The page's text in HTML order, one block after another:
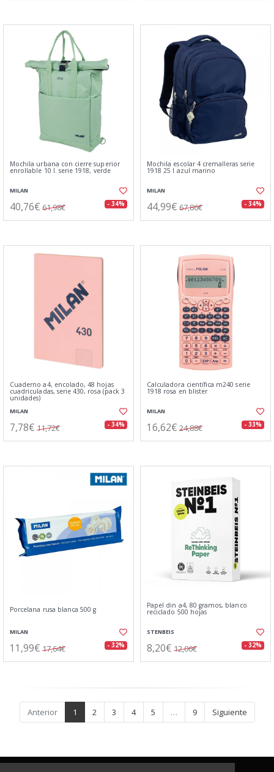
Mochila urbana con cierre superior
enrollable 10 l. serie 1918, verde
MILAN
40,76€ 61,98€ - 34%
Mochila escolar 4 cremalleras serie
1918 25 l azul marino
MILAN
44,99€ 67,86€ - 34%
Cuaderno a4, encolado, 48 hojas
cuadriculadas, serie 430, rosa (pack 3
unidades)
MILAN
7,78€ 11,72€ - 34%
Calculadora científica m240 serie
1918 rosa en blister
MILAN
16,62€ 24,88€ - 33%
Porcelana rusa blanca 500 g
MILAN
11,99€ 17,64€ - 32%
Papel din a4, 80 gramos, blanco
reciclado 500 hojas
STENBEIS
8,20€ 12,06€ - 32%
Anterior 1 2 3 4 5 … 9 Siguiente